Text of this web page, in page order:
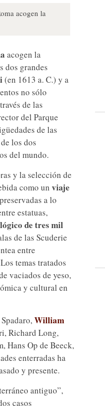
acogen la
acogen la
dos grandes
(en 1613 a. C.) y a
no sólo
de las
del Parque
de las
los dos
del mundo.
y la selección de
como un viaje
a lo
estatuas,
de tres mil
de las Scuderie
entre
temas tratados
vaciados de yeso,
y cultural en
William
Richard Long,
Hans Op de Beeck,
enterradas ha
y presente.
antiguo”,
casos